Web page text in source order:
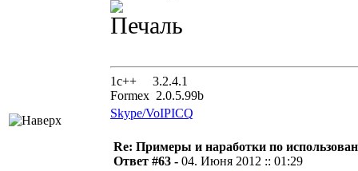
1с++ 3.2.4.1
Formex 2.0.5.99b
Skype/VoIPICQ
Re: Примеры и наработки по
Ответ #63 - 04. Июня 2012 :: 01:29